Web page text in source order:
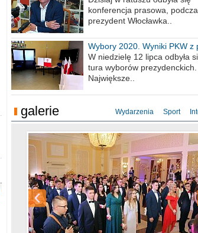
konferencja prasowa,
prezydent Włocławka..
Wybory 2020. Wyniki PKW z
procent obwodów
W niedzielę 12 lipca odbyła
tura wyborów prezydenckich.
Największe..
galerie Wydarzenia Sport
Studniówka Kopernik 2019.01.11
Studniówka LMK 2019.01.05
Studniówka ZS Ekonomicznych
2019.01.05